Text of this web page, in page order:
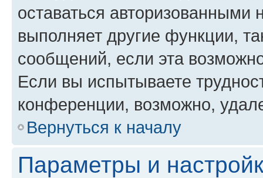
оставаться авторизованными
выполняет другие функции,
сообщений, если эта
Если вы испытываете
конференции, возможно,
Вернуться к началу
Параметры и